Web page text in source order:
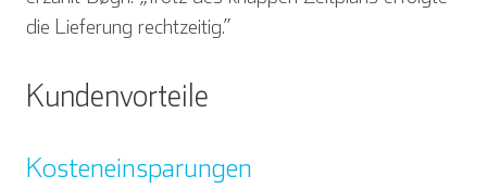
die Lieferung rechtzeitig.”
Kundenvorteile
Kosteneinsparungen